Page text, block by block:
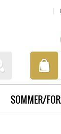
SOMMER/